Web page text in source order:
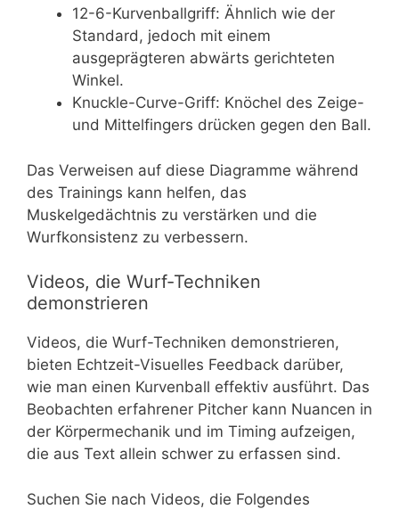
12-6-Kurvenballgriff: Ähnlich wie der
Standard, jedoch mit einem
ausgeprägteren abwärts gerichteten
Winkel.
Knuckle-Curve-Griff: Knöchel des Zeige-
und Mittelfingers drücken gegen den Ball.
Das Verweisen auf diese Diagramme während
des Trainings kann helfen, das
Muskelgedächtnis zu verstärken und die
Wurfkonsistenz zu verbessern.
Videos, die Wurf-Techniken
demonstrieren
Videos, die Wurf-Techniken demonstrieren,
bieten Echtzeit-Visuelles Feedback darüber,
wie man einen Kurvenball effektiv ausführt. Das
Beobachten erfahrener Pitcher kann Nuancen in
der Körpermechanik und im Timing aufzeigen,
die aus Text allein schwer zu erfassen sind.
Suchen Sie nach Videos, die Folgendes